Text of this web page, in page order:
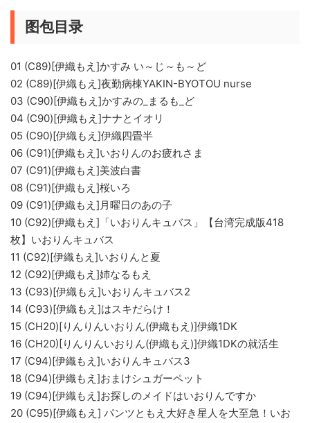
图包目录
01 (C89)[伊織もえ]かすみ い～じ～も～ど
02 (C89)[伊織もえ]夜勤病棟YAKIN-BYOTOU nurse
03 (C90)[伊織もえ]かすみの_まるも_ど
04 (C90)[伊織もえ]ナナとイオリ
05 (C90)[伊織もえ]伊織四畳半
06 (C91)[伊織もえ]いおりんのお疲れさま
07 (C91)[伊織もえ]美波白書
08 (C91)[伊織もえ]桜いろ
09 (C91)[伊織もえ]月曜日のあの子
10 (C92)[伊織もえ]「いおりんキュバス」【台湾完成版418
枚】いおりんキュバス
11 (C92)[伊織もえ]いおりんと夏
12 (C92)[伊織もえ]姉なるもえ
13 (C93)[伊織もえ]いおりんキュバス2
14 (C93)[伊織もえ]はスキだらけ！
15 (CH20)[りんりんいおりん(伊織もえ)]伊織1DK
16 (CH20)[りんりんいおりん(伊織もえ)]伊織1DKの就活生
17 (C94)[伊織もえ]いおりんキュバス3
18 (C94)[伊織もえ]おまけシュガーペット
19 (C94)[伊織もえ]お探しのメイドはいおりんですか
20 (C95)[伊織もえ] パンツともえ大好き星人を大至急！いお